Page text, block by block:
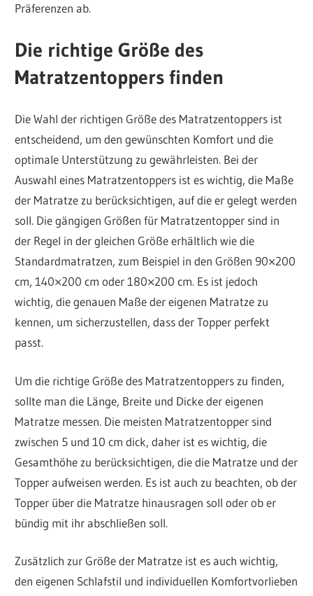
Präferenzen ab.
Die richtige Größe des
Matratzentoppers finden
Die Wahl der richtigen Größe des Matratzentoppers ist
entscheidend, um den gewünschten Komfort und die
optimale Unterstützung zu gewährleisten. Bei der
Auswahl eines Matratzentoppers ist es wichtig, die Maße
der Matratze zu berücksichtigen, auf die er gelegt werden
soll. Die gängigen Größen für Matratzentopper sind in
der Regel in der gleichen Größe erhältlich wie die
Standardmatratzen, zum Beispiel in den Größen 90×200
cm, 140×200 cm oder 180×200 cm. Es ist jedoch
wichtig, die genauen Maße der eigenen Matratze zu
kennen, um sicherzustellen, dass der Topper perfekt
passt.
Um die richtige Größe des Matratzentoppers zu finden,
sollte man die Länge, Breite und Dicke der eigenen
Matratze messen. Die meisten Matratzentopper sind
zwischen 5 und 10 cm dick, daher ist es wichtig, die
Gesamthöhe zu berücksichtigen, die die Matratze und der
Topper aufweisen werden. Es ist auch zu beachten, ob der
Topper über die Matratze hinausragen soll oder ob er
bündig mit ihr abschließen soll.
Zusätzlich zur Größe der Matratze ist es auch wichtig,
den eigenen Schlafstil und individuellen Komfortvorlieben